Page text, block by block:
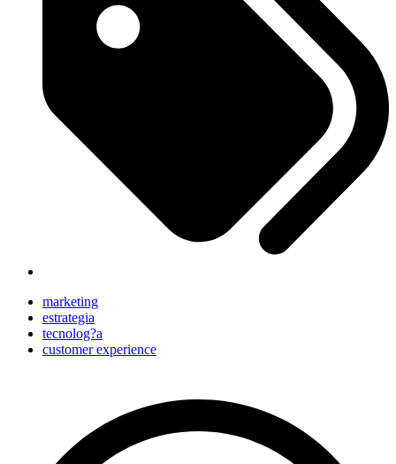
marketing
estrategia
tecnolog?a
customer experience